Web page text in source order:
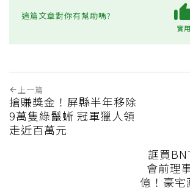
這篇文章對你有幫助嗎?
實用
上一篇
搶賺獎金！屏縣半年移除
9萬隻綠鬣蜥 冠軍獵人領
走近百萬元
誆買
會前理
億！豪宅